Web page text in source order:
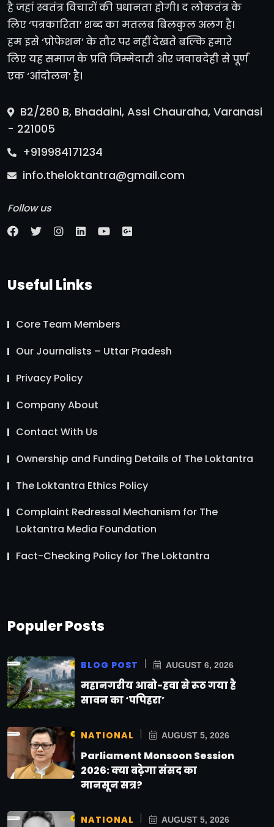
है जहां स्वतंत्र विचारों की प्रधानता होगी। द लोकतंत्र के
लिए ‘पत्रकारिता’ शब्द का मतलब बिलकुल अलग है।
हम इसे ‘प्रोफेशन’ के तौर पर नहीं देखते बल्कि हमारे
लिए यह समाज के प्रति जिम्मेदारी और जवाबदेही से पूर्ण
एक ‘आंदोलन’ है।
B2/280 B, Bhadaini, Assi Chauraha, Varanasi
- 221005
+919984171234
info.theloktantra@gmail.com
Follow us
Useful Links
Core Team Members
Our Journalists – Uttar Pradesh
Privacy Policy
Company About
Contact With Us
Ownership and Funding Details of The Loktantra
The Loktantra Ethics Policy
Complaint Redressal Mechanism for The
Loktantra Media Foundation
Fact-Checking Policy for The Loktantra
Populer Posts
BLOG POST AUGUST 6, 2026
महानगरीय आबो-हवा से रूठ गया है
सावन का ‘पपिहरा’
NATIONAL AUGUST 5, 2026
Parliament Monsoon Session
2026: क्या बढ़ेगा संसद का
मानसून सत्र?
NATIONAL AUGUST 5, 2026